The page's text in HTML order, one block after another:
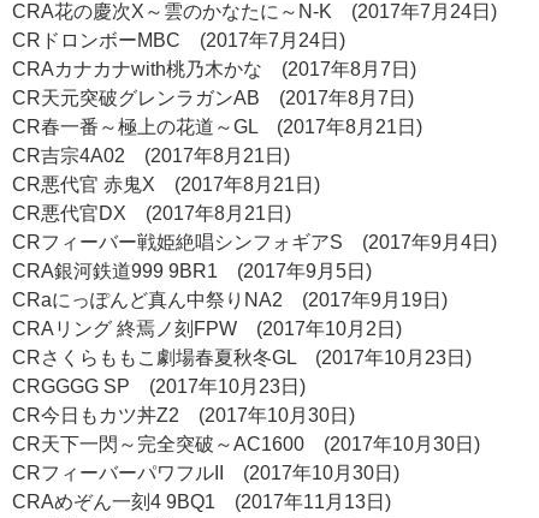
CRA花の慶次X～雲のかなたに～N-K (2017年7月24日)
CRドロンボーMBC (2017年7月24日)
CRAカナカナwith桃乃木かな (2017年8月7日)
CR天元突破グレンラガンAB (2017年8月7日)
CR春一番～極上の花道～GL (2017年8月21日)
CR吉宗4A02 (2017年8月21日)
CR悪代官 赤鬼X (2017年8月21日)
CR悪代官DX (2017年8月21日)
CRフィーバー戦姫絶唱シンフォギアS (2017年9月4日)
CRA銀河鉄道999 9BR1 (2017年9月5日)
CRaにっぽんど真ん中祭りNA2 (2017年9月19日)
CRAリング 終焉ノ刻FPW (2017年10月2日)
CRさくらももこ劇場春夏秋冬GL (2017年10月23日)
CRGGGG SP (2017年10月23日)
CR今日もカツ丼Z2 (2017年10月30日)
CR天下一閃～完全突破～AC1600 (2017年10月30日)
CRフィーバーパワフルII (2017年10月30日)
CRAめぞん一刻4 9BQ1 (2017年11月13日)